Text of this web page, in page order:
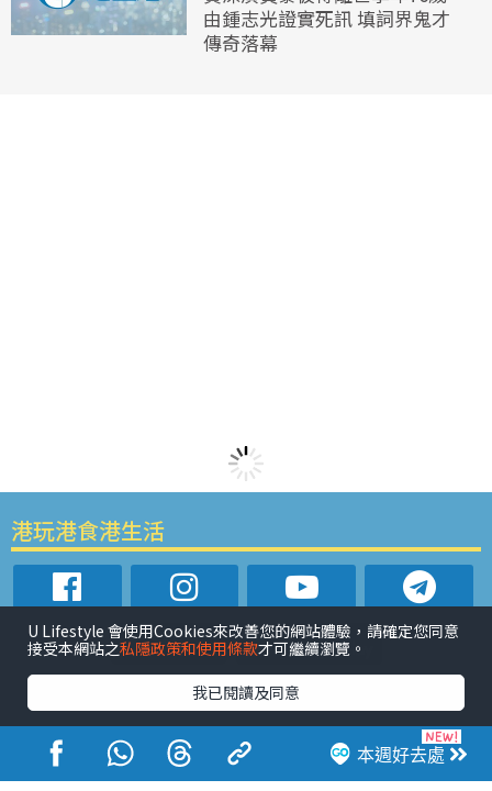
由鍾志光證實死訊 填詞界鬼才
傳奇落幕
本週好去處
港玩港食港生活
尖沙咀好去處
元朗好去處 荃灣好去處 旺角好去處 社會 餐廳情報
戶外郊遊
社會福利
熱門類別
U Lifestyle 會使用Cookies來改善您的網站體驗，請確定您同意
接受本網站之私隱政策和使用條款才可繼續瀏覽。
我已閱讀及同意